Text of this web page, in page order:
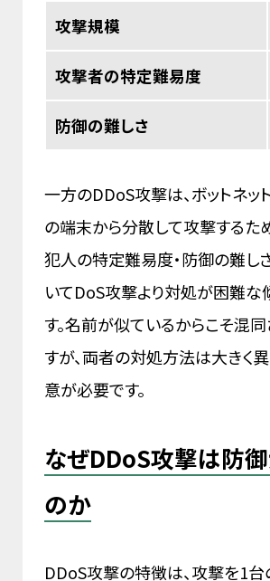
攻撃規模
攻撃者の特定難易度
防御の難しさ
一方のDDoS攻撃は、ボットネッ
の端末から分散して攻撃するた
犯人の特定難易度・防御の難し
いてDoS攻撃より対処が困難な
す。名前が似ているからこそ混
すが、両者の対処方法は大きく
意が必要です。
なぜDDoS攻撃は防
のか
DDoS攻撃の特徴は、攻撃を1台